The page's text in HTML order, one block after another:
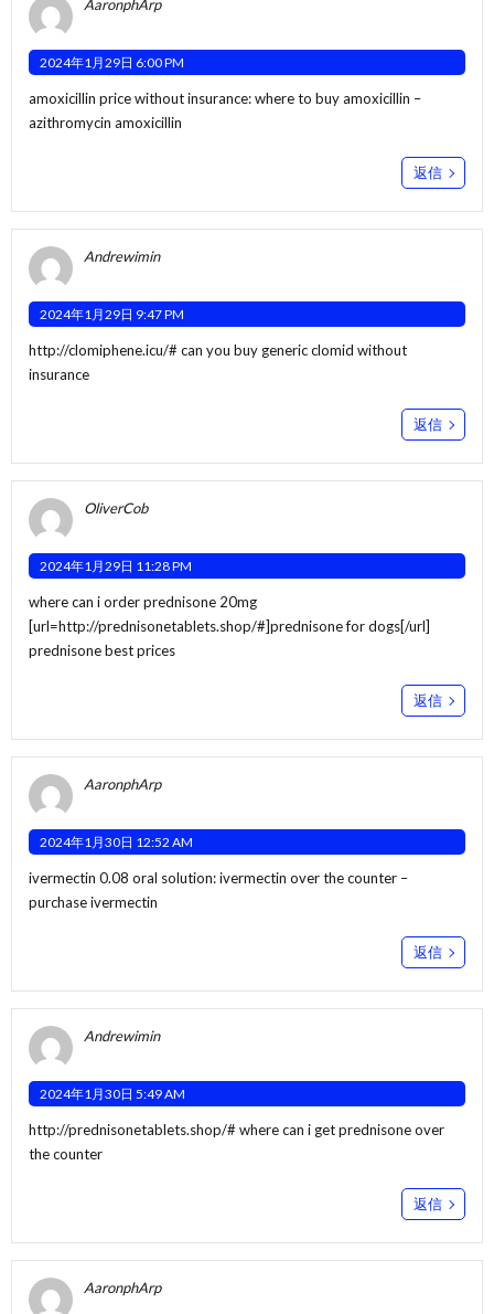
AaronphArp
2024年1月29日 6:00 PM
amoxicillin price without insurance:where to buy amoxicillin –
azithromycin amoxicillin
返信
Andrewimin
2024年1月29日 9:47 PM
http://clomiphene.icu/# can you buy generic clomid without
insurance
返信
OliverCob
2024年1月29日 11:28 PM
where can i order prednisone 20mg
[url=http://prednisonetablets.shop/#]prednisone for dogs[/url]
prednisone best prices
返信
AaronphArp
2024年1月30日 12:52 AM
ivermectin 0.08 oral solution:ivermectin over the counter –
purchase ivermectin
返信
Andrewimin
2024年1月30日 5:49 AM
http://prednisonetablets.shop/# where can i get prednisone over
the counter
返信
AaronphArp